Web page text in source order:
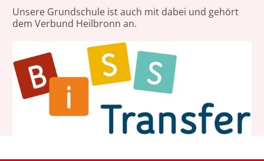
Unsere Grundschule ist auch mit dabei und gehört
dem Verbund Heilbronn an.